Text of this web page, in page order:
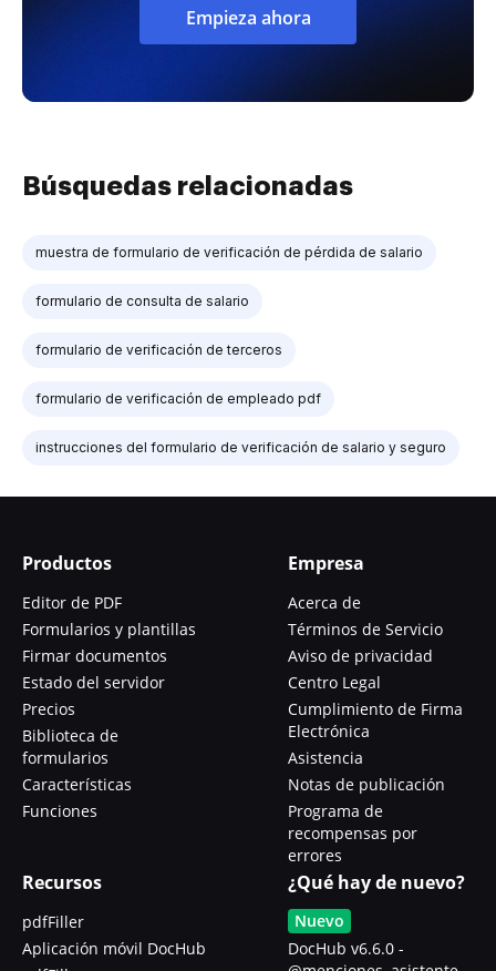
Empieza ahora
Búsquedas relacionadas
muestra de formulario de verificación de pérdida de salario
formulario de consulta de salario
formulario de verificación de terceros
formulario de verificación de empleado pdf
instrucciones del formulario de verificación de salario y seguro
Productos
Editor de PDF
Formularios y plantillas
Firmar documentos
Estado del servidor
Precios
Biblioteca de
formularios
Características
Funciones
Empresa
Acerca de
Términos de Servicio
Aviso de privacidad
Centro Legal
Cumplimiento de Firma
Electrónica
Asistencia
Notas de publicación
Programa de
recompensas por
errores
Recursos
pdfFiller
Aplicación móvil DocHub
¿Qué hay de nuevo?
Nuevo
DocHub v6.6.0 -